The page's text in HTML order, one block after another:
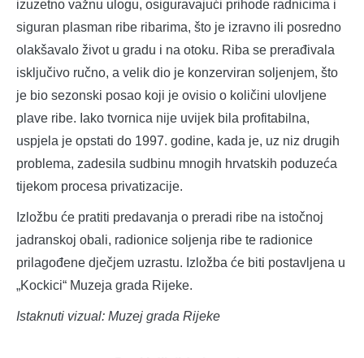
izuzetno važnu ulogu, osiguravajući prihode radnicima i
siguran plasman ribe ribarima, što je izravno ili posredno
olakšavalo život u gradu i na otoku. Riba se prerađivala
isključivo ručno, a velik dio je konzerviran soljenjem, što
je bio sezonski posao koji je ovisio o količini ulovljene
plave ribe. Iako tvornica nije uvijek bila profitabilna,
uspjela je opstati do 1997. godine, kada je, uz niz drugih
problema, zadesila sudbinu mnogih hrvatskih poduzeća
tijekom procesa privatizacije.
Izložbu će pratiti predavanja o preradi ribe na istočnoj
jadranskoj obali, radionice soljenja ribe te radionice
prilagođene dječjem uzrastu. Izložba će biti postavljena u
„Kockici“ Muzeja grada Rijeke.
Istaknuti vizual: Muzej grada Rijeke